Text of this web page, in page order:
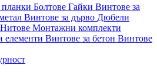
Болтове Гайки Винтове за
Винтове за дърво Дюбели
Нитове Монтажни комплекти
елементи Винтове за бетон Винтове